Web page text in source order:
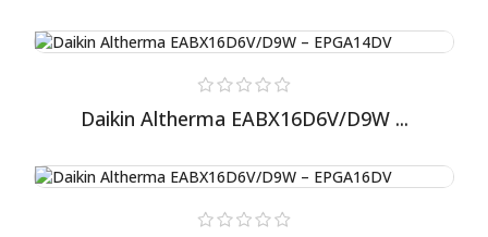
Daikin Altherma EABX16D6V/D9W ...